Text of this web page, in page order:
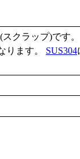
クラップ)です
ります。 SUS304